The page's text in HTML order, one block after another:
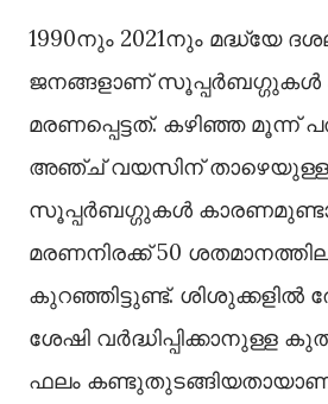
1990നും 2021നും മദ്ധ്യേ
ജനങ്ങളാണ് സൂപ്പർബഗ്ഗുകള്‍
മരണപ്പെട്ടത്. കഴിഞ്ഞ മൂന്ന്
അഞ്ച് വയസിന് താഴെയുള്ള
സൂപ്പർബഗ്ഗുകള്‍
മരണനിരക്ക് 50
കുറഞ്ഞിട്ടുണ്ട്. ശിശുക്കളില്‍
ശേഷി വർദ്ധിപ്പിക്കാനുള്ള
ഫലം